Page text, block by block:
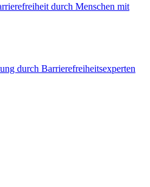
durch Menschen mit
durch Barrierefreiheitsexperten